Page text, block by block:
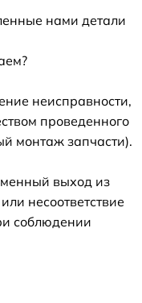
нами детали
неисправности,
проведенного
монтаж запчасти).
выход из
несоответствие
соблюдении